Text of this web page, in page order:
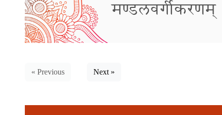
मण्डलवर्गीकरणम्
« Previous Next »